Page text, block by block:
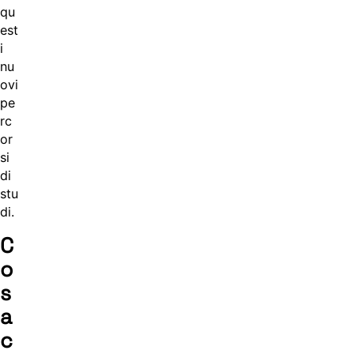
qu
est
i
nu
ovi
pe
rc
or
si
di
stu
di.
C
o
s
a
c